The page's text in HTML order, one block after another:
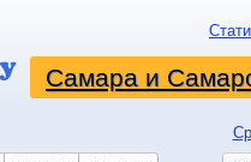
Самара и